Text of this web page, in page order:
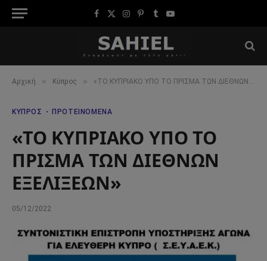
Facebook
X
Instagram
Pinterest
TumblrYouTube
Αρχική » Κύπρος » «ΤΟ ΚΥΠΡΙΑΚΟ ΥΠΟ ΤΟ ΠΡΙΣΜΑ ΤΩΝ ΔΙΕΘΝΩΝ ΕΞΕΛΙΞΕΩΝ»
ΚΎΠΡΟΣ ΠΡΟΤΕΙΝΌΜΕΝΑ
«ΤΟ ΚΥΠΡΙΑΚΟ ΥΠΟ ΤΟ
ΠΡΙΣΜΑ ΤΩΝ ΔΙΕΘΝΩΝ
ΕΞΕΛΙΞΕΩΝ»
05/12/2022